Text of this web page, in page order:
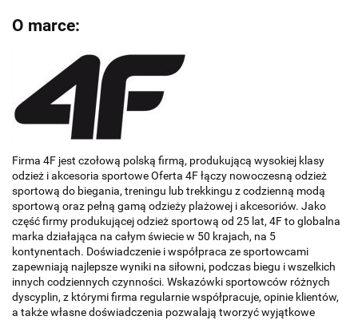
O marce:
Firma 4F jest czołową polską firmą, produkującą wysokiej klasy
odzież i akcesoria sportowe Oferta 4F łączy nowoczesną odzież
sportową do biegania, treningu lub trekkingu z codzienną modą
sportową oraz pełną gamą odzieży plażowej i akcesoriów. Jako
część firmy produkującej odzież sportową od 25 lat, 4F to globalna
marka działająca na całym świecie w 50 krajach, na 5
kontynentach. Doświadczenie i współpraca ze sportowcami
zapewniają najlepsze wyniki na siłowni, podczas biegu i wszelkich
innych codziennych czynności. Wskazówki sportowców różnych
dyscyplin, z którymi firma regularnie współpracuje, opinie klientów,
a także własne doświadczenia pozwalają tworzyć wyjątkowe